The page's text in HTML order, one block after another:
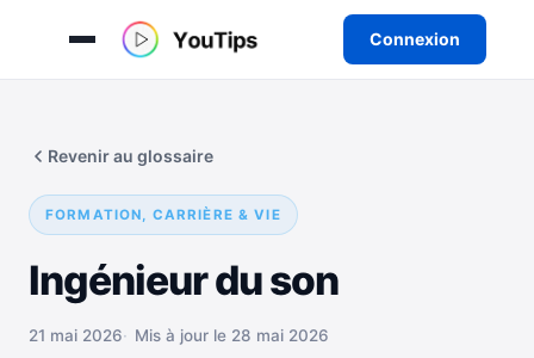
Connexion
contenu
FORMATION, CARRIÈRE & VIE
Ingénieur du son
Revenir au glossaire
21 mai 2026 Mis à jour le 28 mai 2026